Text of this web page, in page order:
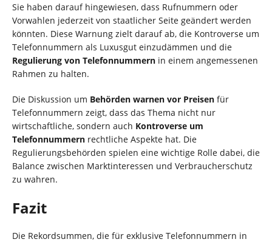
Sie haben darauf hingewiesen, dass Rufnummern oder
Vorwahlen jederzeit von staatlicher Seite geändert werden
könnten. Diese Warnung zielt darauf ab, die Kontroverse um
Telefonnummern als Luxusgut einzudämmen und die
Regulierung von Telefonnummern in einem angemessenen
Rahmen zu halten.
Die Diskussion um Behörden warnen vor Preisen für
Telefonnummern zeigt, dass das Thema nicht nur
wirtschaftliche, sondern auch Kontroverse um
Telefonnummern rechtliche Aspekte hat. Die
Regulierungsbehörden spielen eine wichtige Rolle dabei, die
Balance zwischen Marktinteressen und Verbraucherschutz
zu wahren.
Fazit
Die Rekordsummen, die für exklusive Telefonnummern in